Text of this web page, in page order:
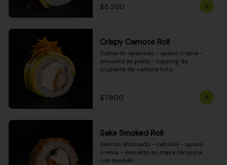
$8.200
Crispy Camote Roll
Camarón apanado - queso crema -
envuelto en palta - topping de
crujiente de camote frito
$7.800
Sake Smoked Roll
Salmón ahumado - cebollín - queso
crema - envuelto en masa tempura
con merkén